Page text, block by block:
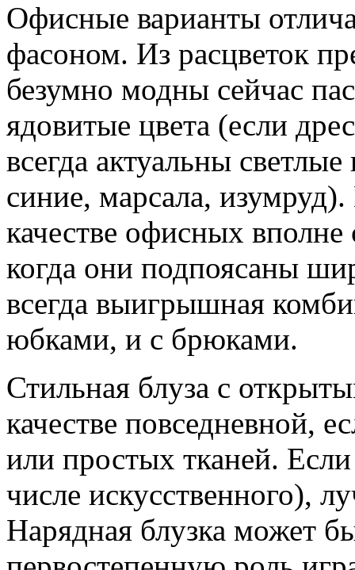
Офисные варианты
фасоном. Из расцветок
безумно модны сейчас
ядовитые цвета (если
всегда актуальны
синие, марсала,
качестве офисных
когда они подпоясаны
всегда выигрышная
юбками, и с брюками.
Стильная блуза с
качестве повседневной,
или простых тканей.
числе искусственного),
Нарядная блузка может